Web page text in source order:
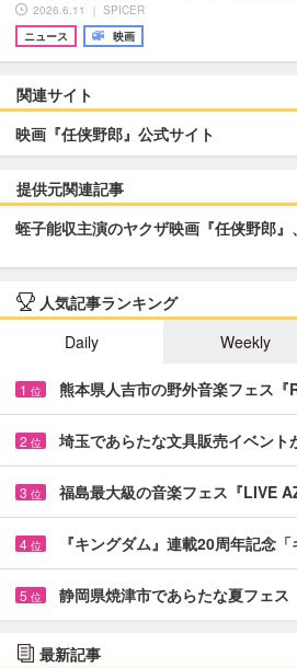
2026.6.11 ｜ SPICER
ニュース
映画
関連サイト
映画『任侠野郎』公式サイト
提供元関連記事
蛭子能収主演のヤクザ映画『任侠野郎
人気記事ランキング
Daily
Weekly
1 位 熊本県人吉市の野外音楽フェス
2 位 埼玉であらたな文具販売イベン
3 位 福島最大級の音楽フェス『LIVE
4 位 『キングダム』連載20周年記念
5 位 静岡県焼津市であらたな夏フェ
最新記事